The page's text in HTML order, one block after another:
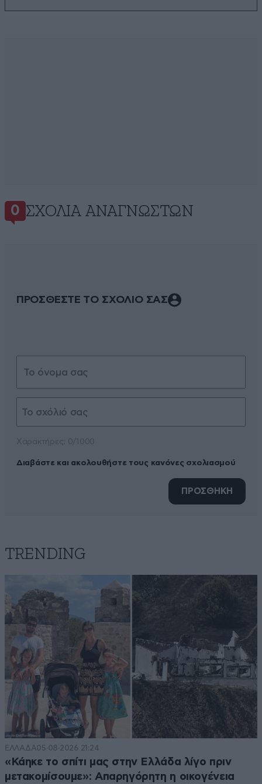
0 ΣΧΌΛΙΑ ΑΝΑΓΝΩΣΤΏΝ
ΠΡΟΣΘΕΣΤΕ ΤΟ ΣΧΟΛΙΟ ΣΑΣ
Διαβάστε και ακολουθήστε τους κανόνες σχολιασμού
ΠΡΟΣΘΗΚΗ
TRENDING
ΕΛΛΑΔΑ05·08·2026 21:24
«Κάηκε το σπίτι μας στην Ελλάδα λίγο πριν
μετακομίσουμε»: Απαρηγόρητη η οικογένεια